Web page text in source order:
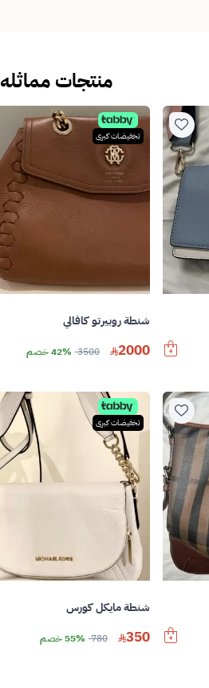
منتجات مماثله
تخفيضات كبرى
شنطة روبيرتو كافالي
2000
3500 42% خصم
تخفيضات كبرى
شنطة مايكل كورس
350
780 55% خصم